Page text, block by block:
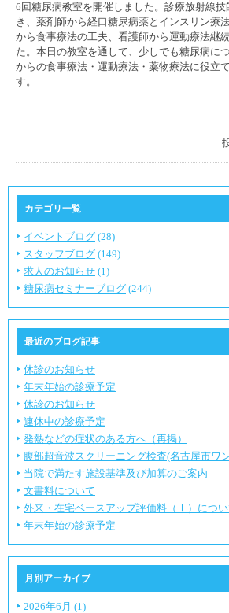
6回糖尿病教室を開催しました。診療放射線
き、薬剤師から経口糖尿病薬とインスリン療
から食事療法の工夫、看護師から運動療法継
た。本日の教室を通して、少しでも糖尿病に
からの食事療法・運動療法・薬物療法に役立
す。
カテゴリ一覧
イベントブログ (28)
スタッフブログ (149)
求人のお知らせ (1)
糖尿病セミナーブログ (244)
最近のブログ記事
休診のお知らせ
年末年始の診療予定
休診のお知らせ
連休中の診療予定
発熱などの症状のある方へ（再掲）
腹部超音波スクリーニング検査(名古屋市ワ
当院で満たす施設基準及び加算のご案内
文書料について
外来・在宅ベースアップ評価料（Ⅰ）につ
年末年始の診療予定
月別アーカイブ
2026年6月 (1)